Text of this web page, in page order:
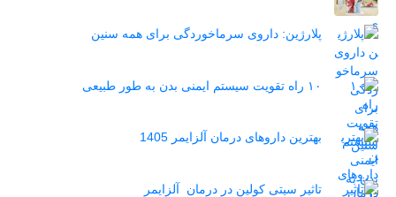
پلارژین: داروی سرماخوردگی برای همه سنین
۱۰ راه تقویت سیستم ایمنی بدن به طور طبیعی
بهترین داروهای درمان آلزایمر 1405
تاثیر سیتی کولین در درمان آلزایمر